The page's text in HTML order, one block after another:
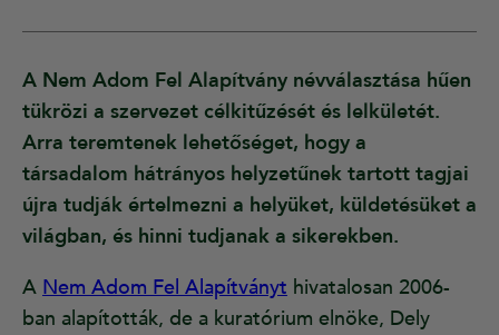
A Nem Adom Fel Alapítvány névválasztása hűen
tükrözi a szervezet célkitűzését és lelkületét.
Arra teremtenek lehetőséget, hogy a
társadalom hátrányos helyzetűnek tartott tagjai
újra tudják értelmezni a helyüket, küldetésüket a
világban, és hinni tudjanak a sikerekben.
A Nem Adom Fel Alapítványt hivatalosan 2006-
ban alapították, de a kuratórium elnöke, Dely